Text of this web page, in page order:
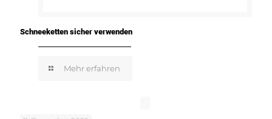
Schneeketten sicher verwenden
Mehr erfahren